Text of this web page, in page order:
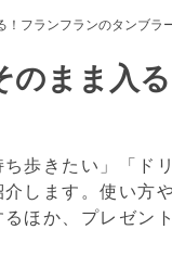
！フランフランのタンブラ
のまま入
歩きたい」「ド
します。使い方
ほか、プレゼン